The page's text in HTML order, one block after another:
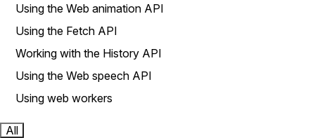
Using the Web animation API
Using the Fetch API
Working with the History API
Using the Web speech API
Using web workers
All